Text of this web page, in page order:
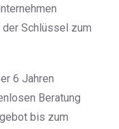
Schlüssel zum
6 Jahren
Beratung
bis zum